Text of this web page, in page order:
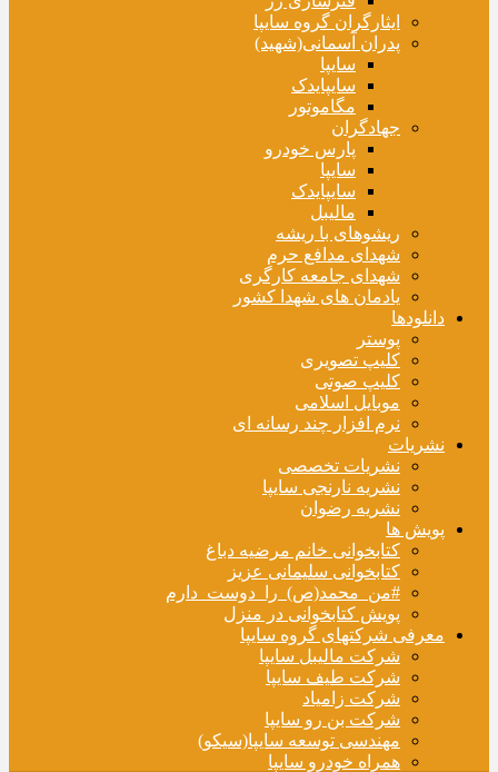
ایثارگران گروه سایپا
پدران آسمانی(شهید)
سایپا
سایپایدک
مگاموتور
جهادگران
پارس خودرو
سایپا
سایپایدک
مالیبل
ریشوهای با ریشه
شهدای مدافع حرم
شهدای جامعه کارگری
یادمان های شهدا کشور
دانلودها
پوستر
کلیپ تصویری
کلیپ صوتی
موبایل اسلامی
نرم افزار چند رسانه ای
نشریات
نشریات تخصصی
نشریه نارنجی سایپا
نشریه رضوان
پویش ها
کتابخوانی خانم مرضیه دباغ
کتابخوانی سلیمانی عزیز
#من_محمد(ص)_را_دوست_دارم
پویش کتابخوانی در منزل
معرفی شرکتهای گروه سایپا
شرکت مالیبل سایپا
شرکت طیف سایپا
شرکت زامیاد
شرکت بن رو سایپا
مهندسی توسعه سایپا(سیکو)
همراه خودرو سایپا